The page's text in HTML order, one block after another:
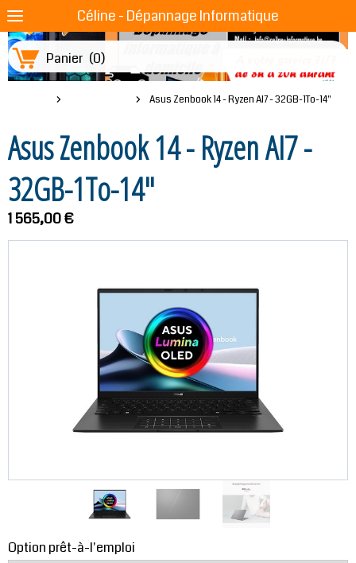
Céline - Dépannage Informatique
Panier (0)
Asus Zenbook 14 - Ryzen AI7 - 32GB-1To-14"
Asus Zenbook 14 - Ryzen AI7 -
32GB-1To-14"
1 565,00 €
Option prêt-à-l'emploi